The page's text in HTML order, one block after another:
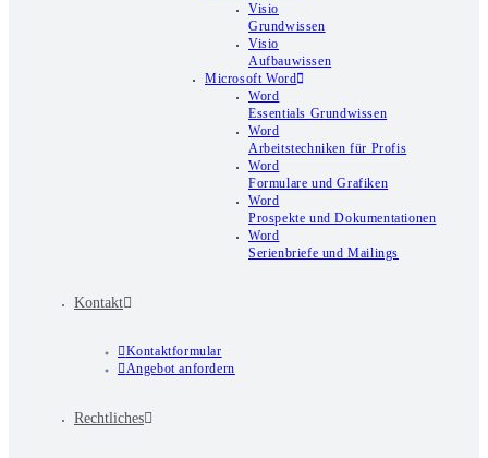
Visio
Grundwissen
Visio
Aufbauwissen
Microsoft Word
Word
Essentials Grundwissen
Word
Arbeitstechniken für Profis
Word
Formulare und Grafiken
Word
Prospekte und Dokumentationen
Word
Serienbriefe und Mailings
Kontakt
Kontaktformular
Angebot anfordern
Rechtliches